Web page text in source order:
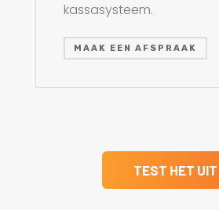
kassasysteem.
MAAK EEN AFSPRAAK
TEST HET UIT